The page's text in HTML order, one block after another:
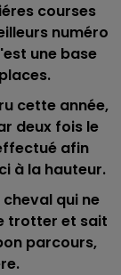
courses
numéro
une base
cette année,
deux fois le
afin
à la hauteur.
qui ne
trotter et sait
parcours,